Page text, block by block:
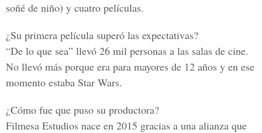
soñé de niño) y cuatro películas.
¿Su primera película superó las expectativas?
“De lo que sea” llevó 26 mil personas a las salas de cine.
No llevó más porque era para mayores de 12 años y en ese
momento estaba Star Wars.
¿Cómo fue que puso su productora?
Filmesa Estudios nace en 2015 gracias a una alianza que